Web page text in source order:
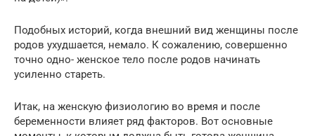
Подобных историй, когда внешний вид женщины после
родов ухудшается, немало. К сожалению, совершенно
точно одно- женское тело после родов начинать
усиленно стареть.
Итак, на женскую физиологию во время и после
беременности влияет ряд факторов. Вот основные